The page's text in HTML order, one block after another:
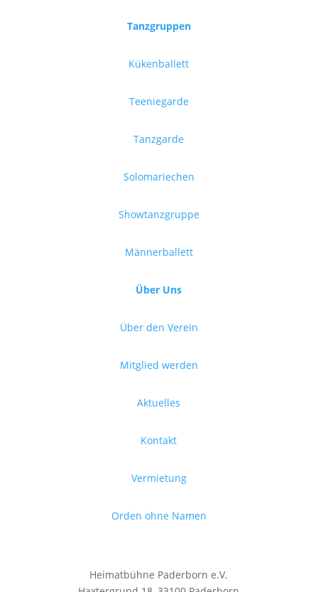
Tanzgruppen
Kükenballett
Teeniegarde
Tanzgarde
Solomariechen
Showtanzgruppe
Männerballett
Über Uns
Über den Verein
Mitglied werden
Aktuelles
Kontakt
Vermietung
Orden ohne Namen
Heimatbühne Paderborn e.V.